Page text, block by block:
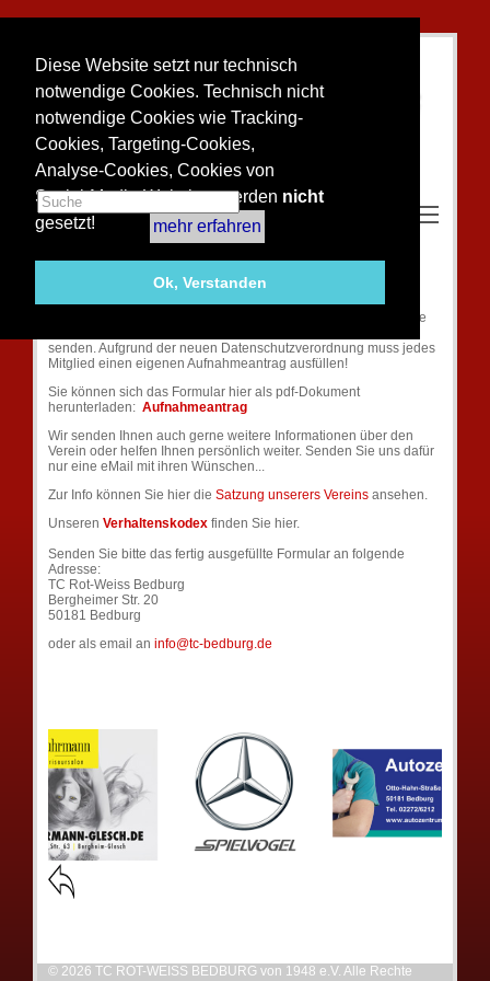
Diese Website setzt nur technisch
notwendige Cookies. Technisch nicht
notwendige Cookies wie Tracking-
Cookies, Targeting-Cookies,
Analyse-Cookies, Cookies von
Social-Media-Websites werden nicht
gesetzt!
mehr erfahren
Ok, Verstanden
Hier können Sie sich den Antrag zur Aufnahme in den TC RW
Bedburg anschauen, ausfüllen, ausdrucken und per Post an die
senden. Aufgrund der neuen Datenschutzverordnung muss jedes
Mitglied einen eigenen Aufnahmeantrag ausfüllen!
Sie können sich das Formular hier als pdf-Dokument
herunterladen: Aufnahmeantrag
Wir senden Ihnen auch gerne weitere Informationen über den
Verein oder helfen Ihnen persönlich weiter. Senden Sie uns dafür
nur eine eMail mit ihren Wünschen...
Zur Info können Sie hier die Satzung unserers Vereins ansehen.
Unseren Verhaltenskodex finden Sie hier.
Senden Sie bitte das fertig ausgefüllte Formular an folgende
Adresse:
TC Rot-Weiss Bedburg
Bergheimer Str. 20
50181 Bedburg
oder als email an info@tc-bedburg.de
© 2026 TC ROT-WEISS BEDBURG von 1948 e.V. Alle Rechte